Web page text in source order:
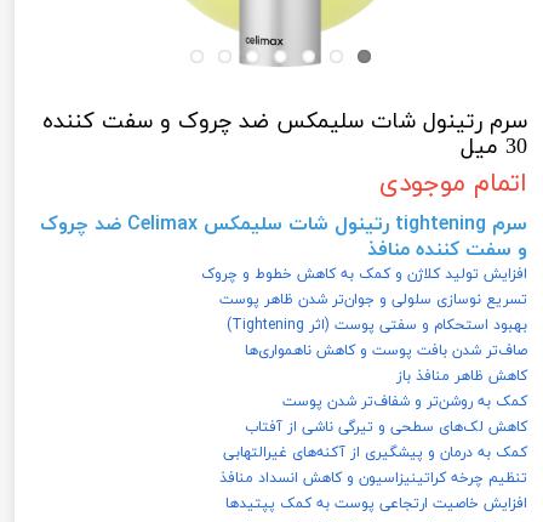
سرم رتینول شات سلیمکس ضد چروک و سفت کننده
30 میل
اتمام موجودی
سرم tightening رتینول شات سلیمکس Celimax ضد چروک
و سفت کننده منافذ
افزایش تولید کلاژن و کمک به کاهش خطوط و چروک
تسریع نوسازی سلولی و جوان‌تر شدن ظاهر پوست
بهبود استحکام و سفتی پوست (اثر Tightening)
صاف‌تر شدن بافت پوست و کاهش ناهمواری‌ها
کاهش ظاهر منافذ باز
کمک به روشن‌تر و شفاف‌تر شدن پوست
کاهش لک‌های سطحی و تیرگی ناشی از آفتاب
کمک به درمان و پیشگیری از آکنه‌های غیرالتهابی
تنظیم چرخه کراتینیزاسیون و کاهش انسداد منافذ
افزایش خاصیت ارتجاعی پوست به کمک پپتیدها